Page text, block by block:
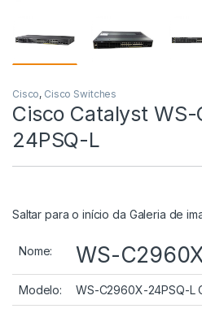
Cisco, Cisco Switches
Cisco Catalyst
24PSQ-L
Saltar para o início da Galeria de
Nome: WS-
Modelo: WS-C2960X-24PSQ-L